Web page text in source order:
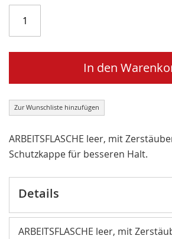
In den
Zur Wunschliste hinzufügen
ARBEITSFLASCHE leer, mit
Schutzkappe für besseren Halt.
Details
ARBEITSFLASCHE leer, mit